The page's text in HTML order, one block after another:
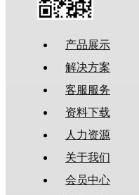
产品展示
解决方案
客服服务
资料下载
人力资源
关于我们
会员中心